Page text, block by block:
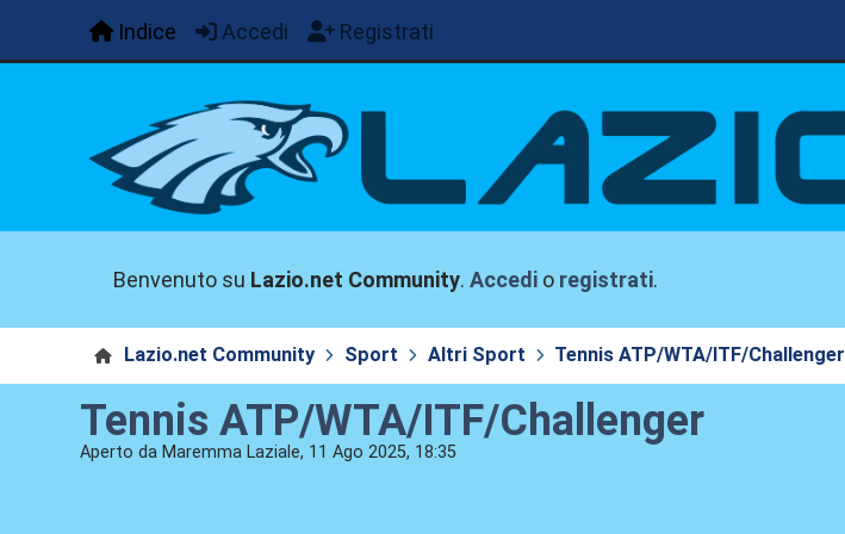
Indice Accedi Registrati
Benvenuto su Lazio.net Community.Accedi o registrati.
Lazio.net Community Sport Altri Sport Tennis ATP/WTA/ITF/Challenger
Tennis ATP/WTA/ITF/Challenger
Aperto da Maremma Laziale, 11 Ago 2025, 18:35